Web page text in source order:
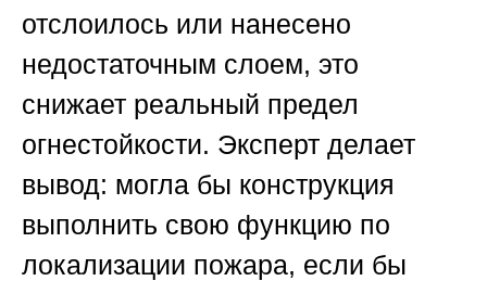
отслоилось или нанесено
недостаточным слоем, это
снижает реальный предел
огнестойкости. Эксперт делает
вывод: могла бы конструкция
выполнить свою функцию по
локализации пожара, если бы